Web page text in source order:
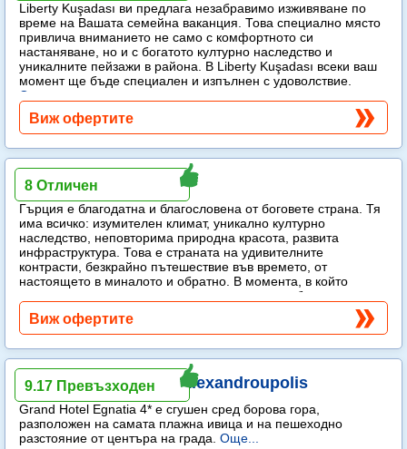
Liberty Kuşadası ви предлага незабравимо изживяване по
време на Вашата семейна ваканция. Това специално място
привлича вниманието не само с комфортното си
настаняване, но и с богатото културно наследство и
уникалните пейзажи в района. В Liberty Kuşadası всеки ваш
момент ще бъде специален и изпълнен с удоволствие.
Още...
Виж офертите
Lucy
Гърция е благодатна и благословена от боговете страна. Тя
има всичко: изумителен климат, уникално културно
наследство, неповторима природна красота, развита
инфраструктура. Това е страната на удивителните
контрасти, безкрайно пътешествие във времето, от
настоящето в миналото и обратно. В момента, в който
стъпите на гръцка земя, веднага попадате в обятията на
слънцето.
8 Отличен
Виж офертите
Grand Hotel Egnatia Alexandroupolis
Grand Hotel Egnatia 4* e сгушен сред борова гора,
разположен на самата плажна ивица и на пешеходно
разстояние от центъра на града. Още...
9.17 Превъзходен